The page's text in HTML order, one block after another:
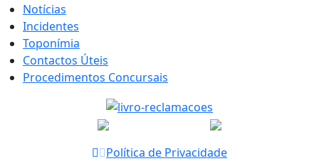
Notícias
Incidentes
Toponímia
Contactos Úteis
Procedimentos Concursais
Política de Privacidade